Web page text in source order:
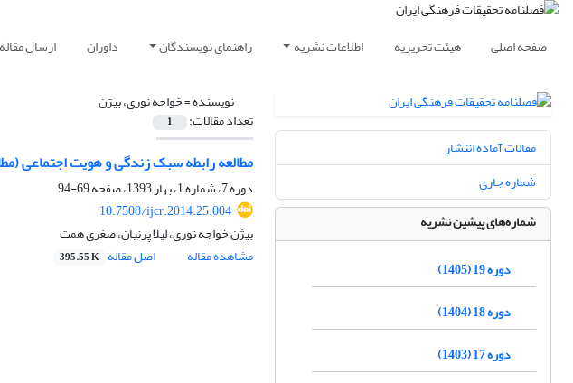
صفحه اصلی هیئت تحریریه اطلاعات نشریه راهنمای نویسندگان داوران ارسال مقاله
نویسنده =خواجه نوری، بیژن
تعداد مقالات: 1
مطالعه رابطه سبک زندگی و هویت اجتماعی
دوره 7، شماره 1، بهار 1393، صفحه
69-94
10.7508/ijcr.2014.25.004
بیژن خواجه نوری، لیلا پرنیان، صغری همت
مشاهده مقاله
اصل مقاله 395.55 K
مقالات آماده انتشار
شماره جاری
شماره‌های پیشین نشریه
دوره 19 (1405)
دوره 18 (1404)
دوره 17 (1403)